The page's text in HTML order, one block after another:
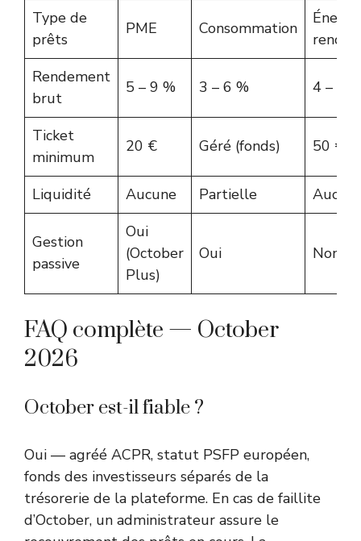
Type de
prêts
PME Consommation
Rendement
brut
5 – 9 % 3 – 6 % 4 – 7
Ticket
minimum
20 € Géré (fonds) 50 €
Liquidité Aucune Partielle
Gestion
passive
Oui
(October
Plus)
Oui Non
FAQ complète — October
2026
October est-il fiable ?
Oui — agréé ACPR, statut PSFP européen,
fonds des investisseurs séparés de la
trésorerie de la plateforme. En cas de faillite
d’October, un administrateur assure le